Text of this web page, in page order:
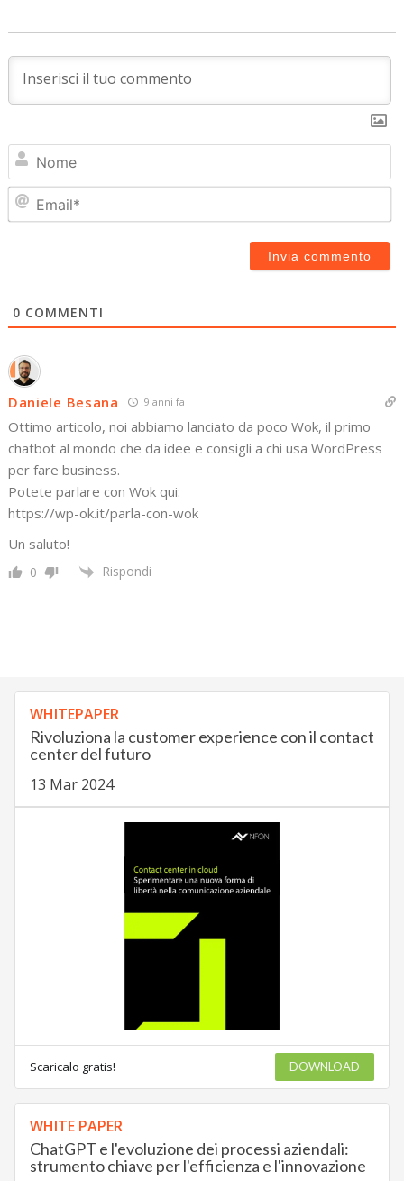
0 COMMENTI
Daniele Besana 9 anni fa
Ottimo articolo, noi abbiamo lanciato da poco Wok, il primo
chatbot al mondo che da idee e consigli a chi usa WordPress
per fare business.
Potete parlare con Wok qui:
https://wp-ok.it/parla-con-wok
Un saluto!
0 Rispondi
WHITEPAPER
Rivoluziona la customer experience con il contact
center del futuro
13 Mar 2024
Scaricalo gratis! DOWNLOAD
WHITE PAPER
ChatGPT e l'evoluzione dei processi aziendali:
strumento chiave per l'efficienza e l'innovazione